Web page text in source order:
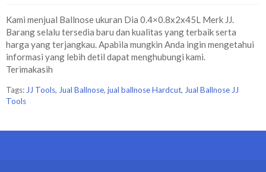
Kami menjual Ballnose ukuran Dia 0.4×0.8x2x45L Merk JJ.
Barang selalu tersedia baru dan kualitas yang terbaik serta
harga yang terjangkau. Apabila mungkin Anda ingin mengetahui
informasi yang lebih detil dapat menghubungi kami.
Terimakasih
Tags: JJ Tools, Jual Ballnose, jual ballnose Hardcut, Jual Ballnose JJ
Tools